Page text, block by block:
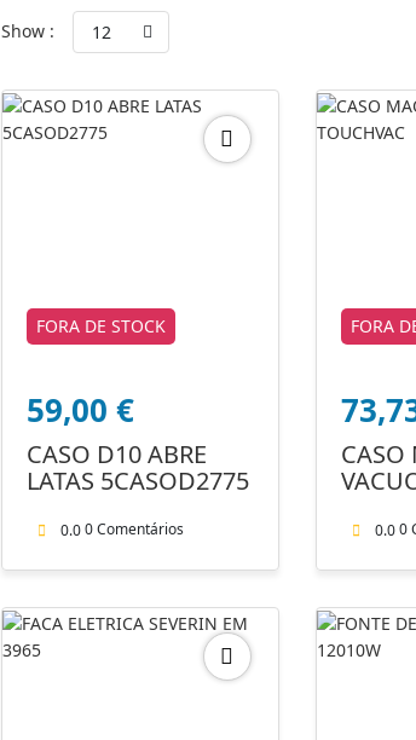
Show : 12
FORA DE STOCK
59,00 €
CASO D10 ABRE
LATAS 5CASOD2775
0.00 Comentários
FORA
CASO
0.00